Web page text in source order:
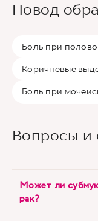
Повод
Боль при
Коричневые
Боль при
Вопросы и
Может ли
рак?